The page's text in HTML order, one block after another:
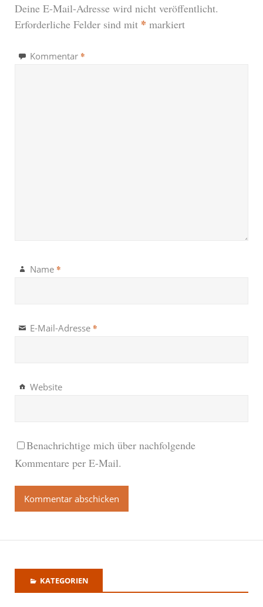
Deine E-Mail-Adresse wird nicht veröffentlicht.
Erforderliche Felder sind mit * markiert
Kommentar *
Name *
E-Mail-Adresse *
Website
Benachrichtige mich über nachfolgende
Kommentare per E-Mail.
KATEGORIEN